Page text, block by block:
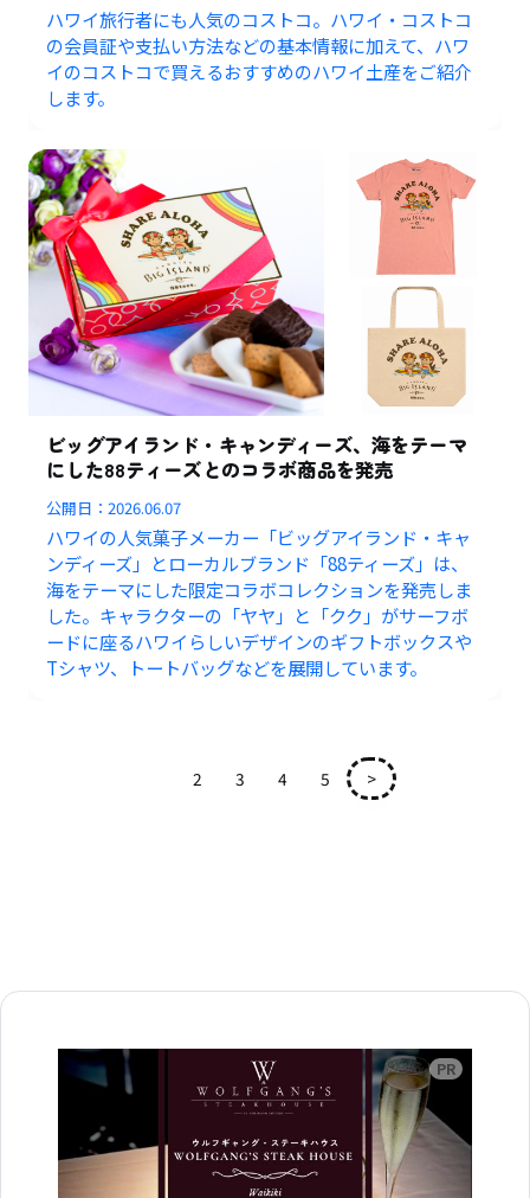
ハワイ旅行者にも人気のコストコ。ハワイ・コストコ
の会員証や支払い方法などの基本情報に加えて、ハワ
イのコストコで買えるおすすめのハワイ土産をご紹介
します。
ビッグアイランド・キャンディーズ、海をテーマ
にした88ティーズとのコラボ商品を発売
公開日：2026.06.07
ハワイの人気菓子メーカー「ビッグアイランド・キャ
ンディーズ」とローカルブランド「88ティーズ」は、
海をテーマにした限定コラボコレクションを発売しま
した。キャラクターの「ヤヤ」と「クク」がサーフボ
ードに座るハワイらしいデザインのギフトボックスや
Tシャツ、トートバッグなどを展開しています。
2 3 4 5 >
広告